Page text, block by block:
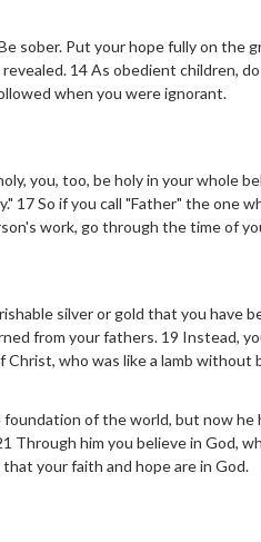
sober. Put your hope fully on the
14 As obedient children,
when you were ignorant.
you, too, be holy in your whole
17 So if you call "Father" the one
work, go through the time of
silver or gold that you have
from your fathers. 19 Instead,
who was like a lamb without
of the world, but now he
Through him you believe in God,
your faith and hope are in God.